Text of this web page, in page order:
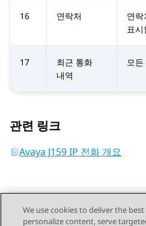
16 연락처 연락
표시
17
최근 통화
내역
모
관련 링크
Avaya J159 IP 전화 개요
We use cookies to deliver the
personalize content, serve